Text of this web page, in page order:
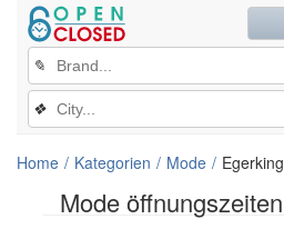
Mode
✎
❖
Home Kategorien Mode